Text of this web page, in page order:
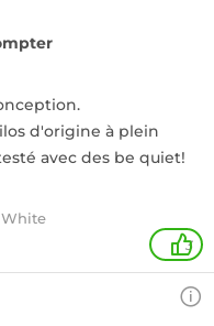
d'origine à plein
avec des be quiet!
White
3